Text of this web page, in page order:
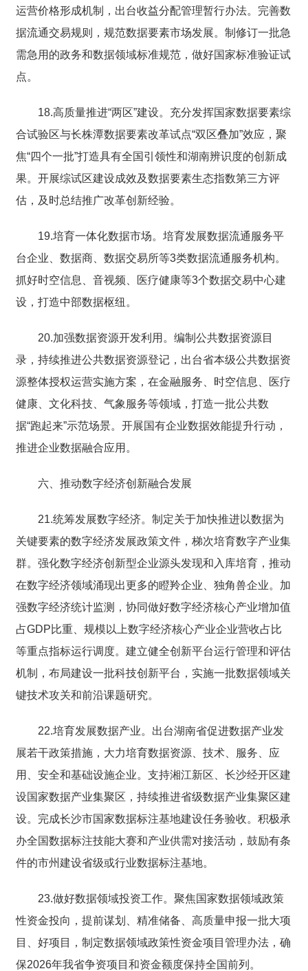
运营价格形成机制，出台收益分配管理暂行办法。完善数
据流通交易规则，规范数据要素市场发展。制修订一批急
需急用的政务和数据领域标准规范，做好国家标准验证试
点。
18.高质量推进“两区”建设。充分发挥国家数据要素综
合试验区与长株潭数据要素改革试点“双区叠加”效应，聚
焦“四个一批”打造具有全国引领性和湖南辨识度的创新成
果。开展综试区建设成效及数据要素生态指数第三方评
估，及时总结推广改革创新经验。
19.培育一体化数据市场。培育发展数据流通服务平
台企业、数据商、数据交易所等3类数据流通服务机构。
抓好时空信息、音视频、医疗健康等3个数据交易中心建
设，打造中部数据枢纽。
20.加强数据资源开发利用。编制公共数据资源目
录，持续推进公共数据资源登记，出台省本级公共数据资
源整体授权运营实施方案，在金融服务、时空信息、医疗
健康、文化科技、气象服务等领域，打造一批公共数
据“跑起来”示范场景。开展国有企业数据效能提升行动，
推进企业数据融合应用。
六、推动数字经济创新融合发展
21.统筹发展数字经济。制定关于加快推进以数据为
关键要素的数字经济发展政策文件，梯次培育数字产业集
群。强化数字经济创新型企业源头发现和入库培育，推动
在数字经济领域涌现出更多的瞪羚企业、独角兽企业。加
强数字经济统计监测，协同做好数字经济核心产业增加值
占GDP比重、规模以上数字经济核心产业企业营收占比
等重点指标运行调度。建立健全创新平台运行管理和评估
机制，布局建设一批科技创新平台，实施一批数据领域关
键技术攻关和前沿课题研究。
22.培育发展数据产业。出台湖南省促进数据产业发
展若干政策措施，大力培育数据资源、技术、服务、应
用、安全和基础设施企业。支持湘江新区、长沙经开区建
设国家数据产业集聚区，持续推进省级数据产业集聚区建
设。完成长沙市国家数据标注基地建设任务验收。积极承
办全国数据标注技能大赛和产业供需对接活动，鼓励有条
件的市州建设省级或行业数据标注基地。
23.做好数据领域投资工作。聚焦国家数据领域政策
性资金投向，提前谋划、精准储备、高质量申报一批大项
目、好项目，制定数据领域政策性资金项目管理办法，确
保2026年我省争资项目和资金额度保持全国前列。